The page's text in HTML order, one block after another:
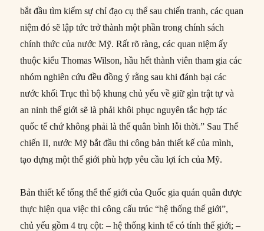
bắt đầu tìm kiếm sự chỉ đạo cụ thể sau chiến tranh, các quan
niệm đó sẽ lập tức trở thành một phần trong chính sách
chính thức của nước Mỹ. Rất rõ ràng, các quan niệm ấy
thuộc kiểu Thomas Wilson, hầu hết thành viên tham gia các
nhóm nghiên cứu đều đồng ý rằng sau khi đánh bại các
nước khối Trục thì bộ khung chủ yếu về giữ gìn trật tự và
an ninh thế giới sẽ là phải khôi phục nguyên tắc hợp tác
quốc tế chứ không phải là thế quân bình lỗi thời.” Sau Thế
chiến II, nước Mỹ bắt đầu thi công bản thiết kế của mình,
tạo dựng một thế giới phù hợp yêu cầu lợi ích của Mỹ.
Bản thiết kế tổng thể thế giới của Quốc gia quán quân được
thực hiện qua việc thi công cấu trúc “hệ thống thế giới”,
chủ yếu gồm 4 trụ cột: – hệ thống kinh tế có tính thế giới; –